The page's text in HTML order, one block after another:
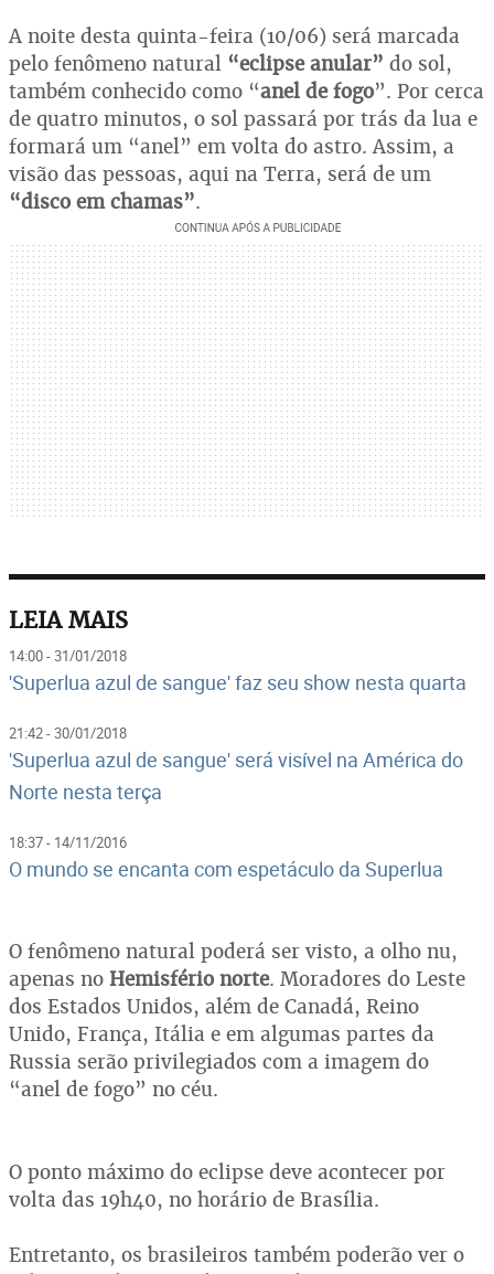
A noite desta quinta-feira (10/06) será marcada
pelo fenômeno natural “eclipse anular” do sol,
também conhecido como “anel de fogo”. Por cerca
de quatro minutos, o sol passará por trás da lua e
formará um “anel” em volta do astro. Assim, a
visão das pessoas, aqui na Terra, será de um
“disco em chamas”.
LEIA MAIS
14:00 - 31/01/2018
'Superlua azul de sangue' faz seu show nesta quarta
21:42 - 30/01/2018
'Superlua azul de sangue' será visível na América do
Norte nesta terça
18:37 - 14/11/2016
O mundo se encanta com espetáculo da Superlua
O fenômeno natural poderá ser visto, a olho nu,
apenas no Hemisfério norte. Moradores do Leste
dos Estados Unidos, além de Canadá, Reino
Unido, França, Itália e em algumas partes da
Russia serão privilegiados com a imagem do
“anel de fogo” no céu.
O ponto máximo do eclipse deve acontecer por
volta das 19h40, no horário de Brasília.
Entretanto, os brasileiros também poderão ver o